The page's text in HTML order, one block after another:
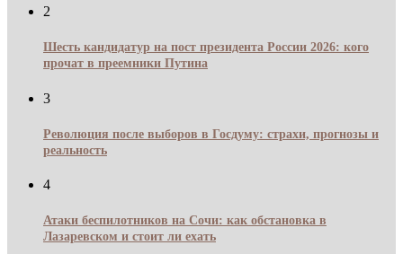
2
Шесть кандидатур на пост президента России 2026: кого
прочат в преемники Путина
3
Революция после выборов в Госдуму: страхи, прогнозы и
реальность
4
Атаки беспилотников на Сочи: как обстановка в
Лазаревском и стоит ли ехать